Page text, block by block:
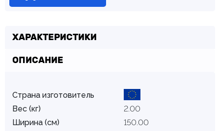
ХАРАКТЕРИСТИКИ
ОПИСАНИЕ
Страна изготовитель
Вес (кг)
2.00
Ширина (см)
150.00